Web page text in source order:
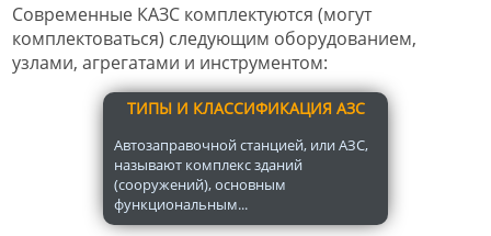
Современные КАЗС комплектуются (могут
комплектоваться) следующим оборудованием,
узлами, агрегатами и инструментом:
ТИПЫ И КЛАССИФИКАЦИЯ АЗС
Автозаправочной станцией, или АЗС,
называют комплекс зданий
(сооружений), основным
функциональным...